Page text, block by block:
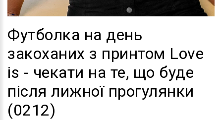
Футболка на день
закоханих з принтом Love
is - чекати на те, що буде
після лижної прогулянки
(0212)